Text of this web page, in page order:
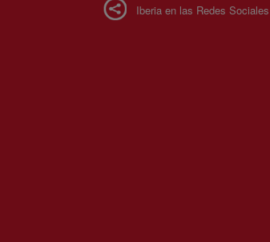
Iberia en las Redes Sociales